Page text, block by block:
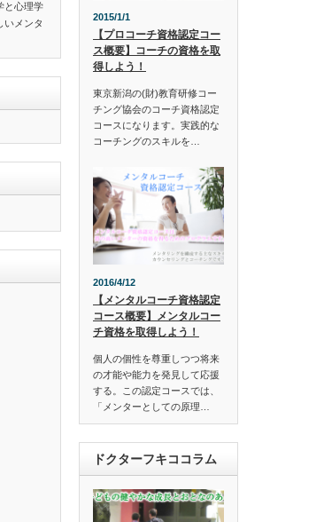
と心理学
いメンタ
2015/1/1
【プロコーチ資格認定コー
ス概要】コーチの資格を取
得しよう！
東京新潟の(財)教育研修コー
チング協会のコーチ資格認定
コースになります。実践的な
コーチングのスキルを…
2016/4/12
【メンタルコーチ資格認定
コース概要】メンタルコー
チ資格を取得しよう！
個人の個性を尊重しつつ将来
の才能や能力を発見して応援
する。この認定コースでは、
「メンターとしての原理…
ドクターフキココラム